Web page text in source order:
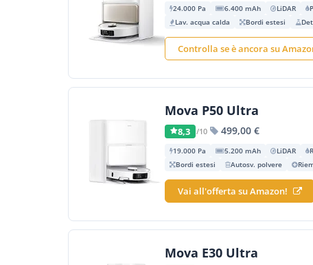
24.000 Pa 6.400 mAh LiDAR
Lav. acqua calda
Bordi estesi
Controlla se è ancora su
Mova P50 Ultra
8,3 /10 499,00 €
19.000 Pa 5.200 mAh LiDAR
Bordi estesi
Autosv. polvere
Vai all'offerta su Amazon!
Mova E30 Ultra